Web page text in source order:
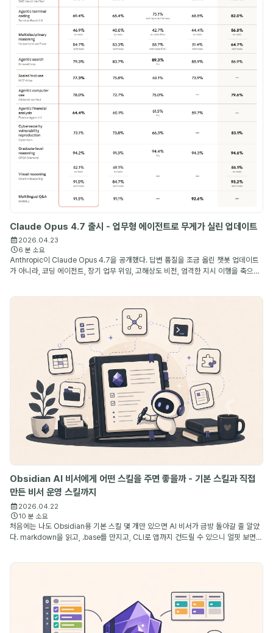
Claude Opus 4.7 출시 - 업무형 에이전트로 무게가 실린 업데이트
2026.04.23
6 분 소요
Anthropic이 Claude Opus 4.7을 공개했다. 답변 품질을 조금 올린 챗봇 업데이트
가 아니라, 코딩 에이전트, 장기 업무 위임, 고해상도 비전, 엄격한 지시 이행을 축으로
Obsidian AI 비서에게 어떤 스킬을 주면 좋을까 - 기본 스킬과 직접
만든 비서 운영 스킬까지
2026.04.22
10 분 소요
처음에는 나도 Obsidian용 기본 스킬 몇 개만 있으면 AI 비서가 금방 돌아갈 줄 알았
다. markdown을 읽고, .base를 만지고, CLI로 앱까지 건드릴 수 있으니 얼핏 보면